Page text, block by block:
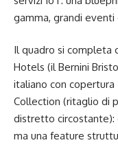
gamma, grandi
Il quadro si completa
Hotels (il Bernini
italiano con copertura
Collection (ritaglio di
distretto circostante):
ma una feature